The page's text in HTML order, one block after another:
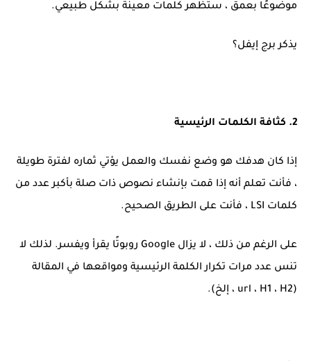
موضوعًا بعمق ، ستظهر كلمات معينة بشكل طبيعي.
يذكر برج إيفل؟
2. كثافة الكلمات الرئيسية
إذا كان هدفك هو وضع نفسك والعمل يؤتي ثماره لفترة طويلة
، فأنت تعلم أنه إذا قمت بإنشاء نصوص ذات صلة بأكبر عدد من
كلمات LSI ، فأنت على الطريق الصحيح.
على الرغم من ذلك ، لا يزال Google روبوتًا يقرأ ويفسر. لذلك لا
تنس عدد مرات تكرار الكلمة الرئيسية ومواقعها في المقالة
(url ، H1 ، H2 ، إلخ).